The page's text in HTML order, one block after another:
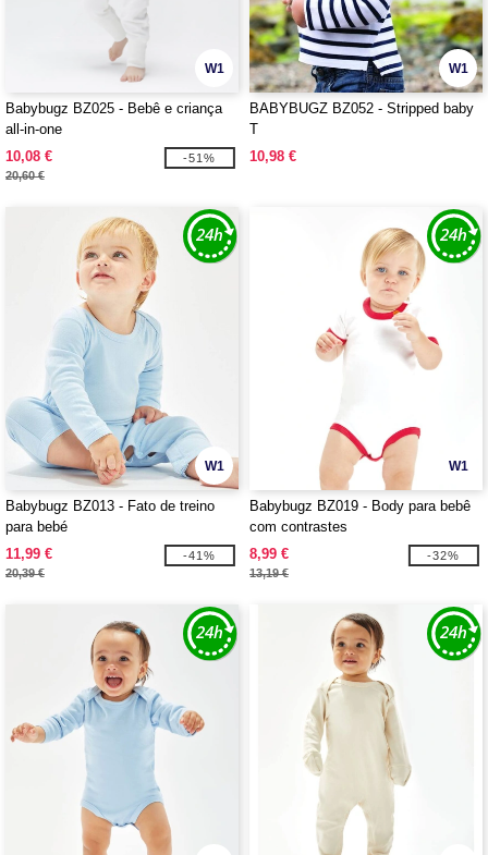
W1
Babybugz BZ025 - Bebê e criança
all-in-one
10,08 €
20,60 €
-51%
W1
BABYBUGZ BZ052 - Stripped baby
T
10,98 €
W1
Babybugz BZ013 - Fato de treino
para bebé
11,99 €
20,39 €
-41%
W1
Babybugz BZ019 - Body para bebê
com contrastes
8,99 €
13,19 €
-32%